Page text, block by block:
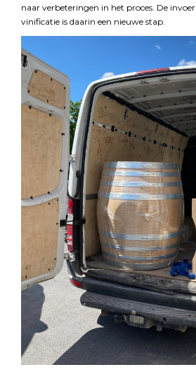
naar verbeteringen in het proces. De
vinificatie is daarin een nieuwe stap.